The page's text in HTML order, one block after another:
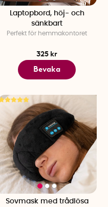
Laptopbord, höj- och
sänkbart
Perfekt för hemmakontoret
325 kr
Bevaka
Sovmask med trådlösa